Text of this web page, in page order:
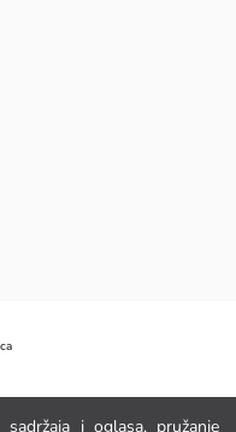
i oglasa, pružanje